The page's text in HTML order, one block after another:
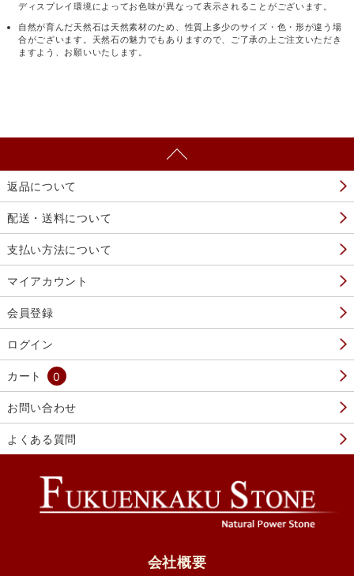
ディスプレイ環境によってお色味が異なって表示されることがございます。
自然が育んだ天然石は天然素材のため、性質上多少のサイズ・色・形が違う場
合がございます。天然石の魅力でもありますので、ご了承の上ご注文いただき
ますよう、お願いいたします。
返品について
配送・送料について
支払い方法について
マイアカウント
会員登録
ログイン
カート 0
お問い合わせ
よくある質問
会社概要